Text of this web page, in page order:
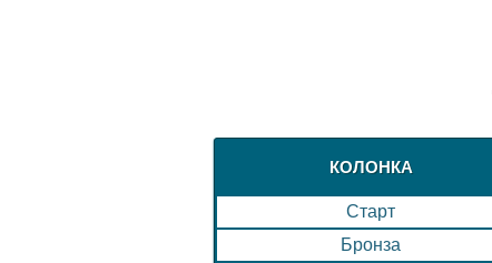
КОЛОНКА
Старт
Бронза